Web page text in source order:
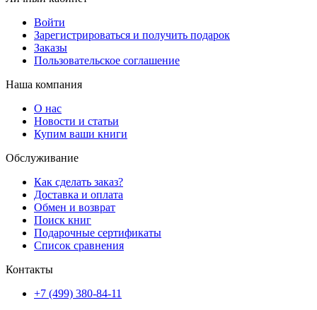
Войти
Зарегистрироваться и получить подарок
Заказы
Пользовательское соглашение
Наша компания
О нас
Новости и статьи
Купим ваши книги
Обслуживание
Как сделать заказ?
Доставка и оплата
Обмен и возврат
Поиск книг
Подарочные сертификаты
Список сравнения
Контакты
+7 (499) 380-84-11